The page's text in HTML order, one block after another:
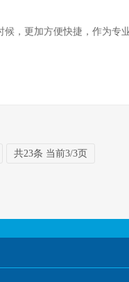
，更加方便快捷，作为专
共23条 当前3/3页